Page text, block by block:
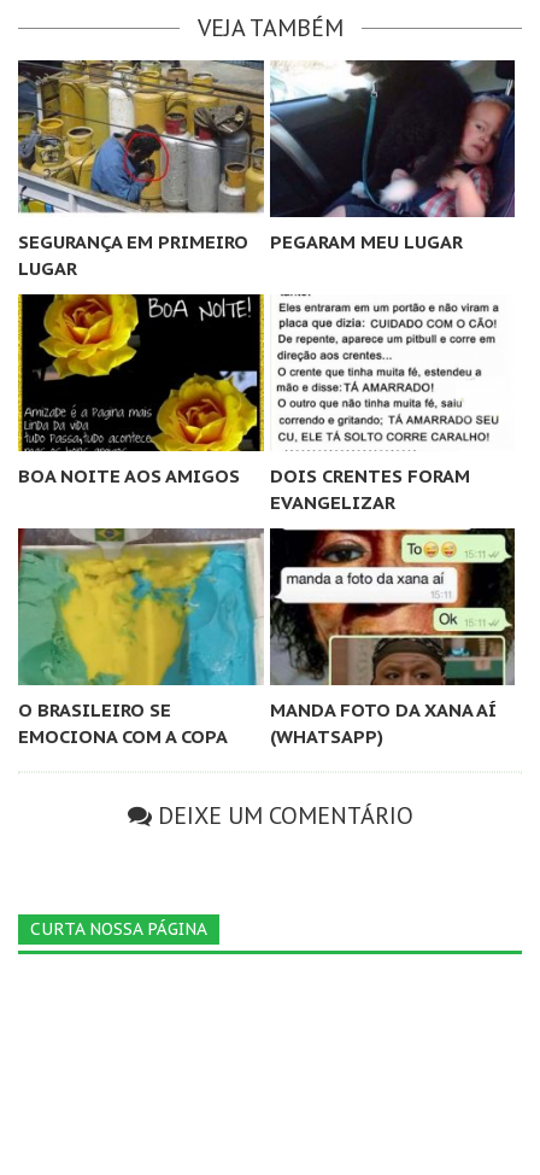
VEJA TAMBÉM
SEGURANÇA EM PRIMEIRO
LUGAR
PEGARAM MEU LUGAR
BOA NOITE AOS AMIGOS
DOIS CRENTES FORAM
EVANGELIZAR
O BRASILEIRO SE
EMOCIONA COM A COPA
MANDA FOTO DA XANA AÍ
(WHATSAPP)
DEIXE UM COMENTÁRIO
CURTA NOSSA PÁGINA